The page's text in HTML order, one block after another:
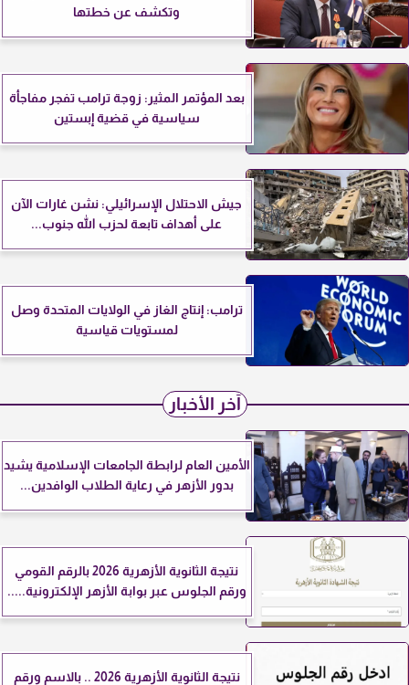
وتكشف عن خطتها
بعد المؤتمر المثير: زوجة ترامب تفجر مفاجأة
سياسية في قضية إبستين
جيش الاحتلال الإسرائيلي: نشن غارات الآن
على أهداف تابعة لحزب الله جنوب...
ترامب: إنتاج الغاز في الولايات المتحدة وصل
لمستويات قياسية
آخر الأخبار
الأمين العام لرابطة الجامعات الإسلامية يشيد
بدور الأزهر في رعاية الطلاب الوافدين...
نتيجة الثانوية الأزهرية 2026 بالرقم القومي
ورقم الجلوس عبر بوابة الأزهر الإلكترونية.....
نتيجة الثانوية الأزهرية 2026 .. بالاسم ورقم